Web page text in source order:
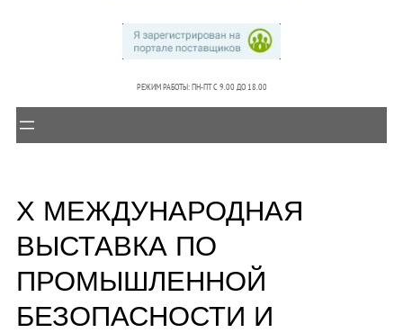
РЕЖИМ РАБОТЫ: ПН-ПТ C 9.00 ДО 18.00
Х МЕЖДУНАРОДНАЯ
ВЫСТАВКА ПО
ПРОМЫШЛЕННОЙ
БЕЗОПАСНОСТИ И